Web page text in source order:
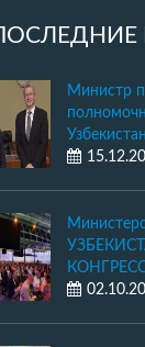
Министр